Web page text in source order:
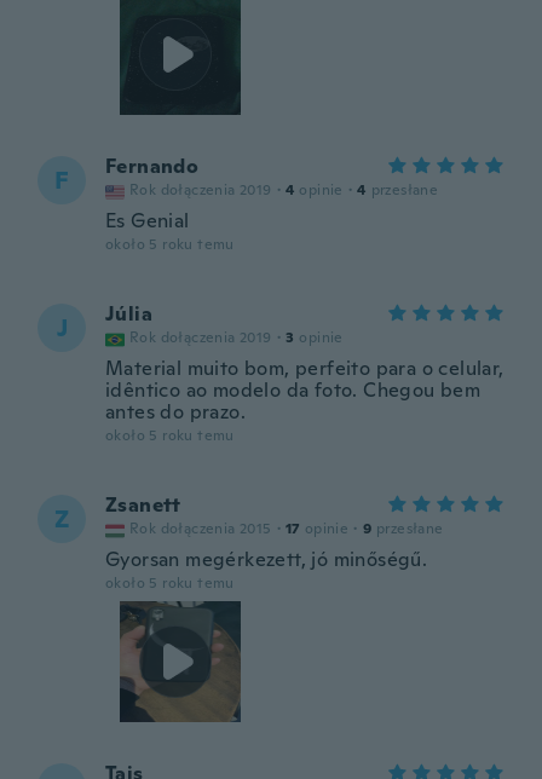
F Fernando
Rok dołączenia 2019 · 4 opinie · 4 przesłane
Es Genial
około 5 roku temu
J Júlia
Rok dołączenia 2019 · 3 opinie
Material muito bom, perfeito para o celular,
idêntico ao modelo da foto. Chegou bem
antes do prazo.
około 5 roku temu
Z Zsanett
Rok dołączenia 2015 · 17 opinie · 9 przesłane
Gyorsan megérkezett, jó minőségű.
około 5 roku temu
Tais